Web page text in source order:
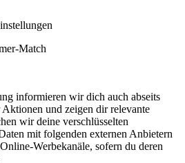
Match
informieren wir dich auch abseits
Aktionen und zeigen dir relevante
wir deine verschlüsselten
mit folgenden externen Anbietern
Werbekanäle, sofern du deren